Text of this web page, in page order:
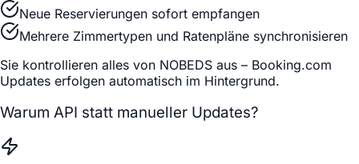
Neue Reservierungen sofort empfangen
Mehrere Zimmertypen und Ratenpläne synchronisieren
Sie kontrollieren alles von NOBEDS aus – Booking.com
Updates erfolgen automatisch im Hintergrund.
Warum API statt manueller Updates?